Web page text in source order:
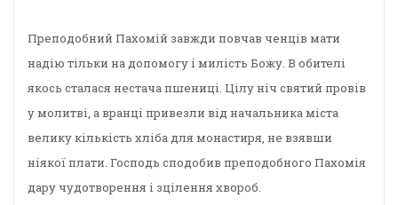
Преподобний Пахомій завжди повчав ченців мати
надію тільки на допомогу і милість Божу. В обителі
якось сталася нестача пшениці. Цілу ніч святий провів
у молитві, а вранці привезли від начальника міста
велику кількість хліба для монастиря, не взявши
ніякої плати. Господь сподобив преподобного Пахомія
дару чудотворення і зцілення хвороб.